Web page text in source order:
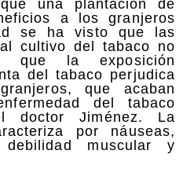
una plantación de
a los granjeros
se ha visto que las
cultivo del tabaco no
que la exposición
del tabaco perjudica
que acaban
del tabaco
doctor Jiménez. La
por náuseas,
muscular y